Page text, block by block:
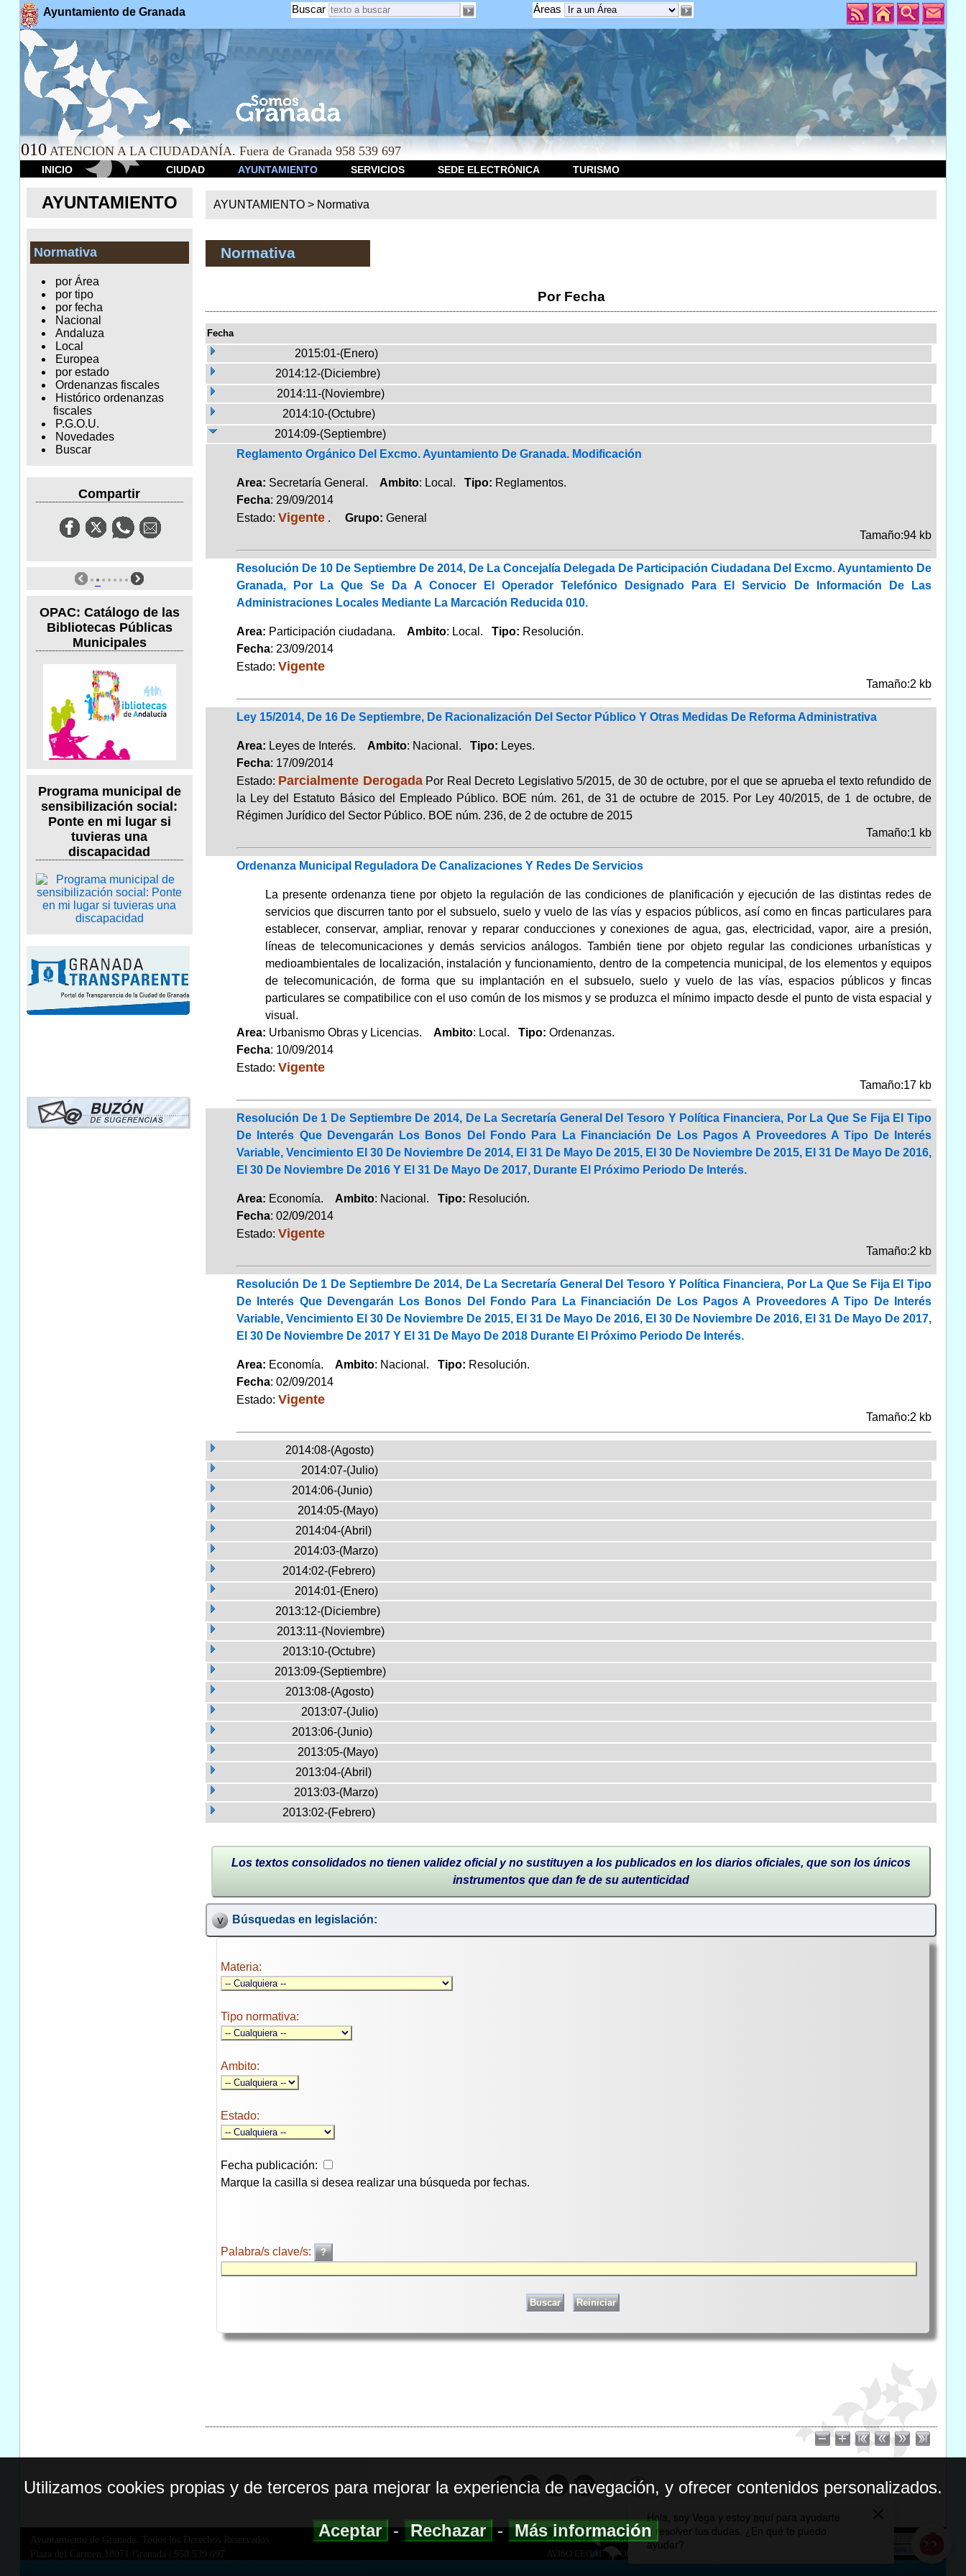
Ayuntamiento de Granada Áreas
Buscar
010 ATENCION A LA CIUDADANÍA. Fuera de Granada 958 539 697
INICIO CIUDAD AYUNTAMIENTO SERVICIOS SEDE ELECTRÓNICA TURISMO
AYUNTAMIENTO
Normativa
por Área
por tipo
por fecha
Nacional
Andaluza
Local
Europea
por estado
Ordenanzas fiscales
Histórico ordenanzas
fiscales
P.G.O.U.
Novedades
Buscar
Compartir
OPAC: Catálogo de las
Bibliotecas Públicas
Municipales
Programa municipal de
sensibilización social:
Ponte en mi lugar si
tuvieras una
discapacidad
AYUNTAMIENTO > Normativa
Normativa
Por Fecha
Fecha
2015:01-(Enero)
2014:12-(Diciembre)
2014:11-(Noviembre)
2014:10-(Octubre)
2014:09-(Septiembre)
Reglamento Orgánico Del Excmo. Ayuntamiento De Granada. Modificación
Area: Secretaría General. Ambito: Local. Tipo: Reglamentos.
Fecha: 29/09/2014
Estado: Vigente. Grupo: General
Tamaño:94 kb
Resolución De 10 De Septiembre De 2014, De La Concejalía Delegada De Participación Ciudadana Del Excmo. Ayuntamiento De
Granada, Por La Que Se Da A Conocer El Operador Telefónico Designado Para El Servicio De Información De Las
Administraciones Locales Mediante La Marcación Reducida 010.
Area: Participación ciudadana. Ambito: Local. Tipo: Resolución.
Fecha: 23/09/2014
Estado: Vigente
Tamaño:2 kb
Ley 15/2014, De 16 De Septiembre, De Racionalización Del Sector Público Y Otras Medidas De Reforma Administrativa
Area: Leyes de Interés. Ambito: Nacional. Tipo: Leyes.
Fecha: 17/09/2014
Estado: Parcialmente DerogadaPor Real Decreto Legislativo 5/2015, de 30 de octubre, por el que se aprueba el texto refundido de
la Ley del Estatuto Básico del Empleado Público. BOE núm. 261, de 31 de octubre de 2015. Por Ley 40/2015, de 1 de octubre, de
Régimen Jurídico del Sector Público. BOE núm. 236, de 2 de octubre de 2015
Tamaño:1 kb
Ordenanza Municipal Reguladora De Canalizaciones Y Redes De Servicios
La presente ordenanza tiene por objeto la regulación de las condiciones de planificación y ejecución de las distintas redes de
servicios que discurren tanto por el subsuelo, suelo y vuelo de las vías y espacios públicos, así como en fincas particulares para
establecer, conservar, ampliar, renovar y reparar conducciones y conexiones de agua, gas, electricidad, vapor, aire a presión,
líneas de telecomunicaciones y demás servicios análogos. También tiene por objeto regular las condiciones urbanísticas y
medioambientales de localización, instalación y funcionamiento, dentro de la competencia municipal, de los elementos y equipos
de telecomunicación, de forma que su implantación en el subsuelo, suelo y vuelo de las vías, espacios públicos y fincas
particulares se compatibilice con el uso común de los mismos y se produzca el mínimo impacto desde el punto de vista espacial y
visual.
Area: Urbanismo Obras y Licencias. Ambito: Local. Tipo: Ordenanzas.
Fecha: 10/09/2014
Estado: Vigente
Tamaño:17 kb
Resolución De 1 De Septiembre De 2014, De La Secretaría General Del Tesoro Y Política Financiera, Por La Que Se Fija El Tipo
De Interés Que Devengarán Los Bonos Del Fondo Para La Financiación De Los Pagos A Proveedores A Tipo De Interés
Variable, Vencimiento El 30 De Noviembre De 2014, El 31 De Mayo De 2015, El 30 De Noviembre De 2015, El 31 De Mayo De 2016,
El 30 De Noviembre De 2016 Y El 31 De Mayo De 2017, Durante El Próximo Periodo De Interés.
Area: Economía. Ambito: Nacional. Tipo: Resolución.
Fecha: 02/09/2014
Estado: Vigente
Tamaño:2 kb
Resolución De 1 De Septiembre De 2014, De La Secretaría General Del Tesoro Y Política Financiera, Por La Que Se Fija El Tipo
De Interés Que Devengarán Los Bonos Del Fondo Para La Financiación De Los Pagos A Proveedores A Tipo De Interés
Variable, Vencimiento El 30 De Noviembre De 2015, El 31 De Mayo De 2016, El 30 De Noviembre De 2016, El 31 De Mayo De 2017,
El 30 De Noviembre De 2017 Y El 31 De Mayo De 2018 Durante El Próximo Periodo De Interés.
Area: Economía. Ambito: Nacional. Tipo: Resolución.
Fecha: 02/09/2014
Estado: Vigente
Tamaño:2 kb
2014:08-(Agosto)
2014:07-(Julio)
2014:06-(Junio)
2014:05-(Mayo)
2014:04-(Abril)
2014:03-(Marzo)
2014:02-(Febrero)
2014:01-(Enero)
2013:12-(Diciembre)
2013:11-(Noviembre)
2013:10-(Octubre)
2013:09-(Septiembre)
2013:08-(Agosto)
2013:07-(Julio)
2013:06-(Junio)
2013:05-(Mayo)
2013:04-(Abril)
2013:03-(Marzo)
2013:02-(Febrero)
Los textos consolidados no tienen validez oficial y no sustituyen a los publicados en los diarios oficiales, que son los únicos
instrumentos que dan fe de su autenticidad
Búsquedas en legislación:
Materia:
Tipo normativa:
Ambito:
Estado:
Fecha publicación:
Marque la casilla si desea realizar una búsqueda por fechas.
Palabra/s clave/s:
Ayuntamiento de Granada. Todos los Derechos Reservados.
Plaza del Carmen,18071 Granada
958 539 697
MAPA WEB|ACCESIBILIDAD
AVISO LEGAL| POLITICA DE PRIVACIDAD
Utilizamos cookies propias y de terceros para mejorar la experiencia de navegación, y ofrecer contenidos personalizados.
Aceptar-Rechazar-Más información